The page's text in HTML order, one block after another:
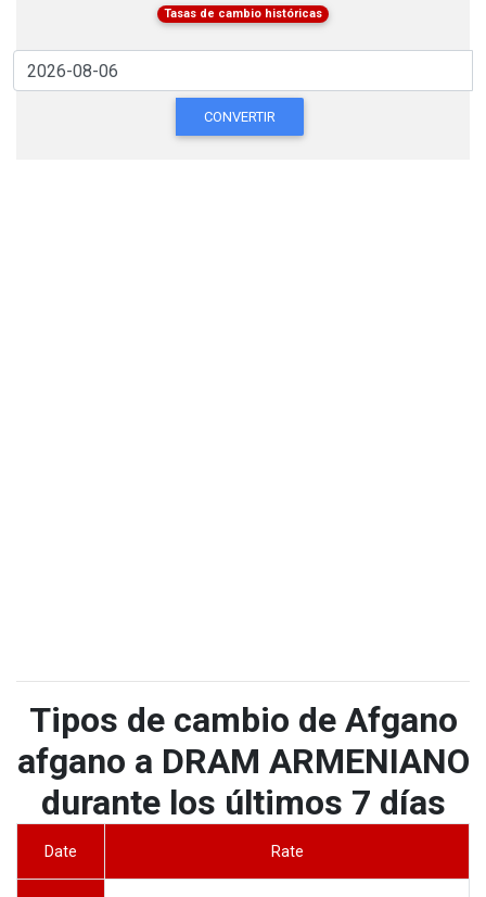
Tasas de cambio históricas
CONVERTIR
Tipos de cambio de Afgano
afgano a DRAM ARMENIANO
durante los últimos 7 días
Date Rate